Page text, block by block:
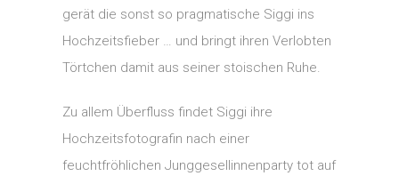
gerät die sonst so pragmatische Siggi ins
Hochzeitsfieber … und bringt ihren Verlobten
Törtchen damit aus seiner stoischen Ruhe.
Zu allem Überfluss findet Siggi ihre
Hochzeitsfotografin nach einer
feuchtfröhlichen Junggesellinnenparty tot auf